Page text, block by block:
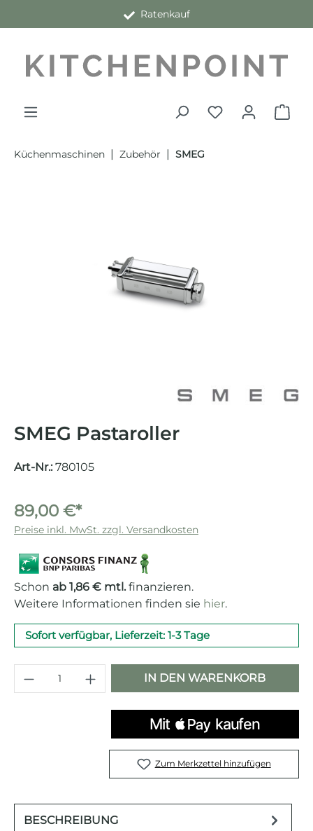
Ratenkauf
Küchenmaschinen | Zubehör | SMEG
SMEG Pastaroller
Art-Nr.: 780105
89,00 €*
Preise inkl. MwSt. zzgl. Versandkosten
Schon ab 1,86 € mtl. finanzieren.
Weitere Informationen finden sie hier.
Sofort verfügbar, Lieferzeit: 1-3 Tage
Produkt Anzahl: Gib den
IN DEN WARENKORB
Zum Merkzettel hinzufügen
BESCHREIBUNG